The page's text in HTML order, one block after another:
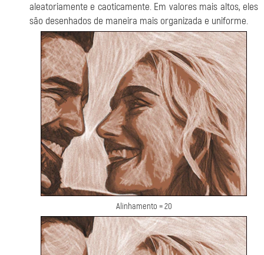
aleatoriamente e caoticamente. Em valores mais altos, eles
são desenhados de maneira mais organizada e uniforme.
Alinhamento = 20